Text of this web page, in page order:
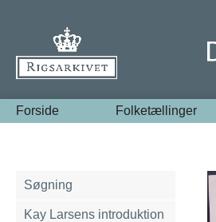
Forside Folketællinger
Søgning
Kay Larsens introduktion